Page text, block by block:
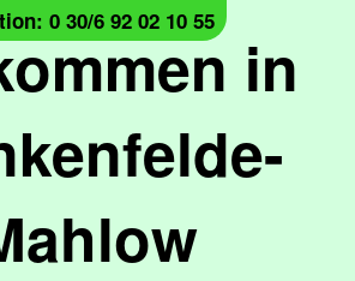
in
0 30/6 92 02 10 55